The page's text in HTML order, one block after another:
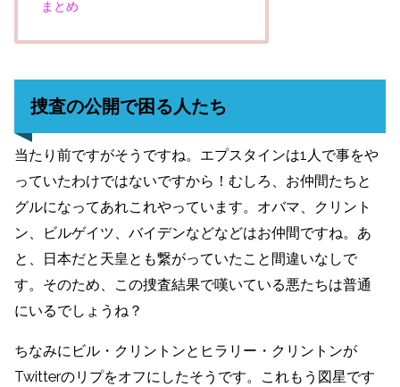
まとめ
捜査の公開で困る人たち
当たり前ですがそうですね。エプスタインは1人で事をや
っていたわけではないですから！むしろ、お仲間たちと
グルになってあれこれやっています。オバマ、クリント
ン、ビルゲイツ、バイデンなどなどはお仲間ですね。あ
と、日本だと天皇とも繋がっていたこと間違いなしで
す。そのため、この捜査結果で嘆いている悪たちは普通
にいるでしょうね？
ちなみにビル・クリントンとヒラリー・クリントンが
Twitterのリプをオフにしたそうです。これもう図星です